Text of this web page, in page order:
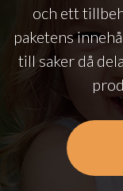
och ett
paketens
till saker då